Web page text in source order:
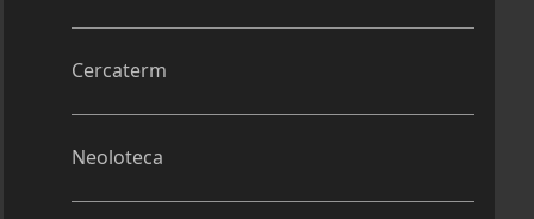
Cercaterm
Neoloteca